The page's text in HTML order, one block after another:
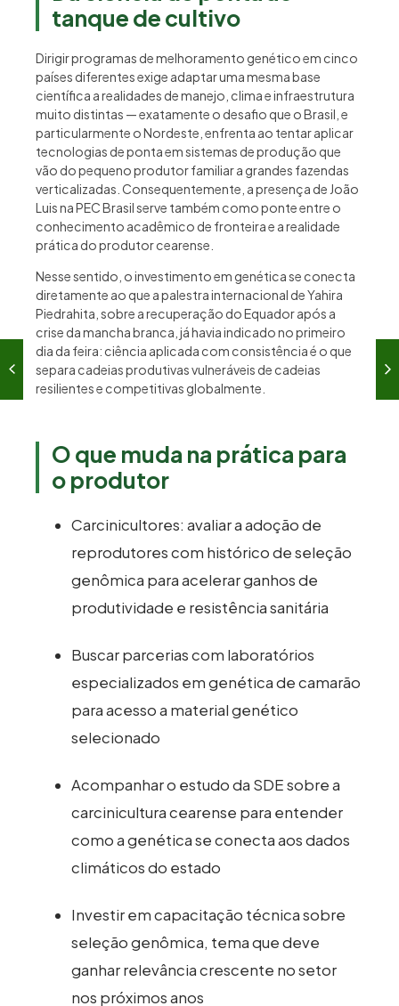
tanque de cultivo
Dirigir programas de melhoramento genético em cinco
países diferentes exige adaptar uma mesma base
científica a realidades de manejo, clima e infraestrutura
muito distintas — exatamente o desafio que o Brasil, e
particularmente o Nordeste, enfrenta ao tentar aplicar
tecnologias de ponta em sistemas de produção que
vão do pequeno produtor familiar a grandes fazendas
verticalizadas. Consequentemente, a presença de João
Luis na PEC Brasil serve também como ponte entre o
conhecimento acadêmico de fronteira e a realidade
prática do produtor cearense.
Nesse sentido, o investimento em genética se conecta
diretamente ao que a palestra internacional de Yahira
Piedrahita, sobre a recuperação do Equador após a
crise da mancha branca, já havia indicado no primeiro
dia da feira: ciência aplicada com consistência é o que
separa cadeias produtivas vulneráveis de cadeias
resilientes e competitivas globalmente.
O que muda na prática para
o produtor
Carcinicultores: avaliar a adoção de
reprodutores com histórico de seleção
genômica para acelerar ganhos de
produtividade e resistência sanitária
Buscar parcerias com laboratórios
especializados em genética de camarão
para acesso a material genético
selecionado
Acompanhar o estudo da SDE sobre a
carcinicultura cearense para entender
como a genética se conecta aos dados
climáticos do estado
Investir em capacitação técnica sobre
seleção genômica, tema que deve
ganhar relevância crescente no setor
nos próximos anos